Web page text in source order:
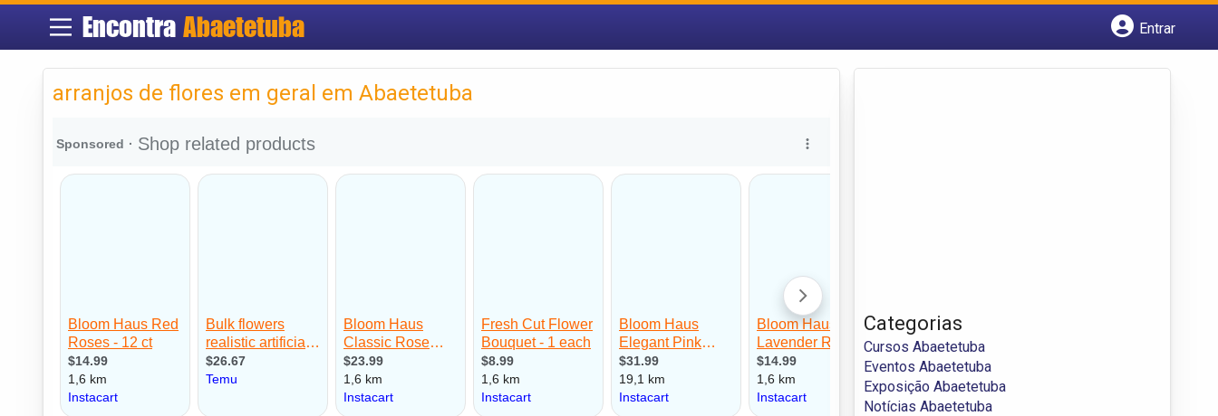
Encontra Abaetetuba
Entrar
arranjos de flores em geral em Abaetetuba
Categorias
Cursos Abaetetuba
Eventos Abaetetuba
Exposição Abaetetuba
Notícias Abaetetuba